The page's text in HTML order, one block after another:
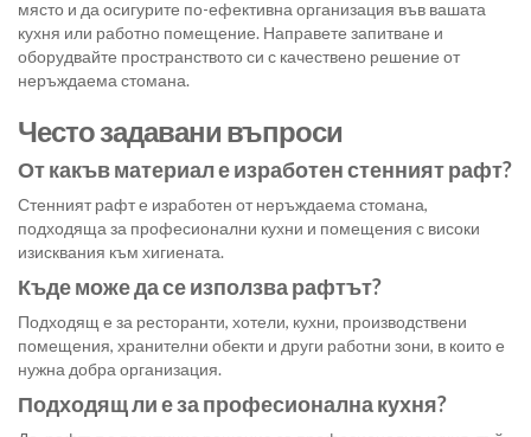
място и да осигурите по-ефективна организация във вашата
кухня или работно помещение. Направете запитване и
оборудвайте пространството си с качествено решение от
неръждаема стомана.
Често задавани въпроси
От какъв материал е изработен стенният рафт?
Стенният рафт е изработен от неръждаема стомана,
подходяща за професионални кухни и помещения с високи
изисквания към хигиената.
Къде може да се използва рафтът?
Подходящ е за ресторанти, хотели, кухни, производствени
помещения, хранителни обекти и други работни зони, в които е
нужна добра организация.
Подходящ ли е за професионална кухня?